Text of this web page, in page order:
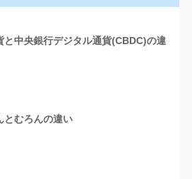
と中央銀行デジタル通貨(CBDC)の違
とむろんの違い